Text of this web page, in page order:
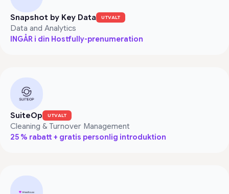
Snapshot by Key Data UTVALT
Data and Analytics
INGÅR i din Hostfully-prenumeration
SuiteOp UTVALT
Cleaning & Turnover Management
25 % rabatt + gratis personlig introduktion